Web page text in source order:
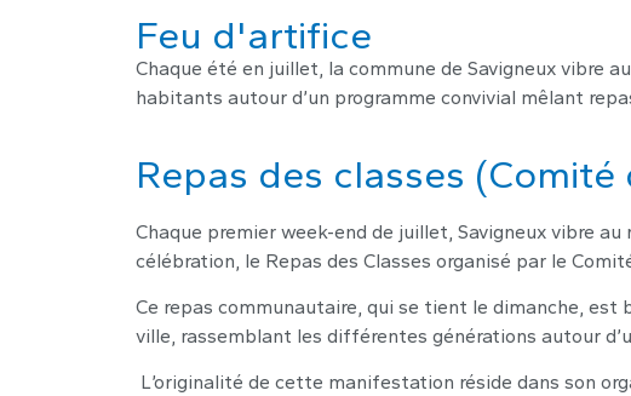
Feu d'artifice
Chaque été en juillet, la commune de Savigneux vibre
habitants autour d’un programme convivial mêlant
Repas des classes
Chaque premier week-end de juillet, Savigneux vibre
célébration, le Repas des Classes organisé par le
Ce repas communautaire, qui se tient le dimanche,
ville, rassemblant les différentes générations autour
L’originalité de cette manifestation réside dans son